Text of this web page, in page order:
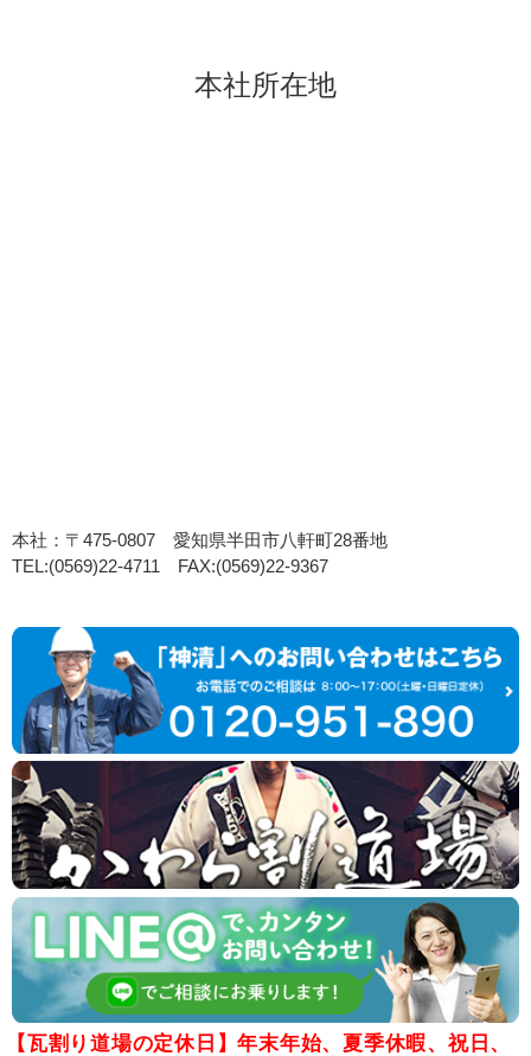
本社所在地
本社：〒475-0807 愛知県半田市八軒町28番地
TEL:(0569)22-4711 FAX:(0569)22-9367
【瓦割り道場の定休日】年末年始、夏季休暇、祝日、